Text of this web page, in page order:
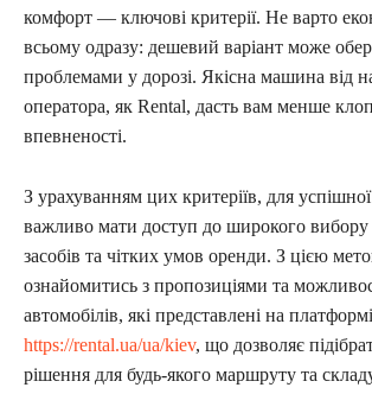
комфорт — ключові критерії. Не варто
всьому одразу: дешевий варіант може
проблемами у дорозі. Якісна машинa від
оператора, як Rental, дасть вам менше
впевненості.
З урахуванням цих критеріїв, для
важливо мати доступ до широкого
засобів та чітких умов оренди. З цією
ознайомитись з пропозиціями та
автомобілів, які представлені на платформі
https://rental.ua/ua/kiev, що дозволяє
рішення для будь-якого маршруту та